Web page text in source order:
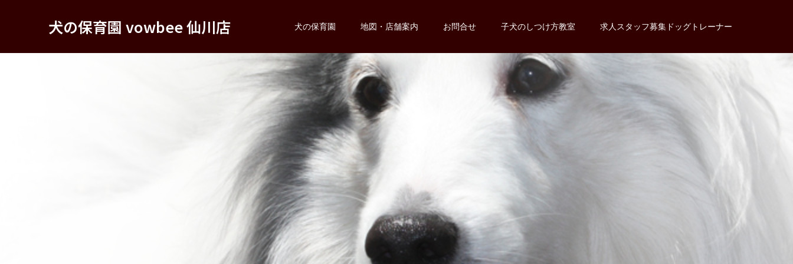
犬の保育園 vowbee 仙川店 犬の保育園 地図・店舗案内 お問合せ 子犬のしつけ方教室 求人スタッフ募集ドッグトレーナー